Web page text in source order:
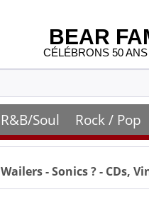
BEAR
CÉLÉBRONS 50
R&B/Soul Rock / Pop
Wailers - Sonics? - CDs,